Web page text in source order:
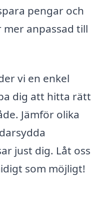
pengar och
anpassad till
vi en enkel
dig att hitta rätt
Jämför olika
just dig. Låt oss
som möjligt!